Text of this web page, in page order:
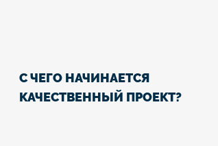
С ЧЕГО НАЧИНАЕТСЯ
КАЧЕСТВЕННЫЙ ПРОЕКТ?